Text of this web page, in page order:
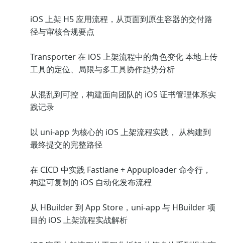
iOS 上架 H5 应用流程，从页面到原生容器的交付路
径与审核合规要点
Transporter 在 iOS 上架流程中的角色变化 本地上传
工具的定位、局限与多工具协作趋势分析
从混乱到可控，构建面向团队的 iOS 证书管理体系实
践记录
以 uni-app 为核心的 iOS 上架流程实践， 从构建到
最终提交的完整路径
在 CICD 中实践 Fastlane + Appuploader 命令行，
构建可复制的 iOS 自动化发布流程
从 HBuilder 到 App Store，uni-app 与 HBuilder 项
目的 iOS 上架流程实战解析